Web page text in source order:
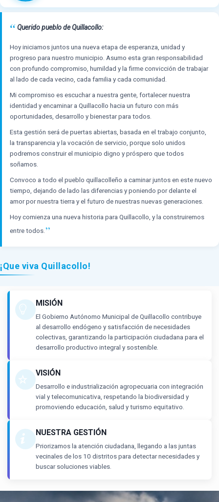
“ Querido pueblo de Quillacollo:
Hoy iniciamos juntos una nueva etapa de esperanza, unidad y
progreso para nuestro municipio. Asumo esta gran responsabilidad
con profundo compromiso, humildad y la firme convicción de trabajar
al lado de cada vecino, cada familia y cada comunidad.
Mi compromiso es escuchar a nuestra gente, fortalecer nuestra
identidad y encaminar a Quillacollo hacia un futuro con más
oportunidades, desarrollo y bienestar para todos.
Esta gestión será de puertas abiertas, basada en el trabajo conjunto,
la transparencia y la vocación de servicio, porque solo unidos
podremos construir el municipio digno y próspero que todos
soñamos.
Convoco a todo el pueblo quillacolleño a caminar juntos en este nuevo
tiempo, dejando de lado las diferencias y poniendo por delante el
amor por nuestra tierra y el futuro de nuestras nuevas generaciones.
Hoy comienza una nueva historia para Quillacollo, y la construiremos
entre todos. ”
¡Que viva Quillacollo!
MISIÓN
El Gobierno Autónomo Municipal de Quillacollo contribuye
al desarrollo endógeno y satisfacción de necesidades
colectivas, garantizando la participación ciudadana para el
desarrollo productivo integral y sostenible.
VISIÓN
Desarrollo e industrialización agropecuaria con integración
vial y telecomunicativa, respetando la biodiversidad y
promoviendo educación, salud y turismo equitativo.
NUESTRA GESTIÓN
Priorizamos la atención ciudadana, llegando a las juntas
vecinales de los 10 distritos para detectar necesidades y
buscar soluciones viables.